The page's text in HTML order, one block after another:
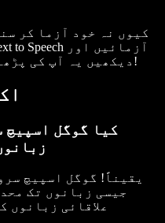
کیوں نہ خود آزما کر
دیکھیں یہ آپ کی پڑھنے کی عادت کیسے بدل دیتا ہے!
یقیناً! گوگل اسپیچ
جیسی زبانوں تک